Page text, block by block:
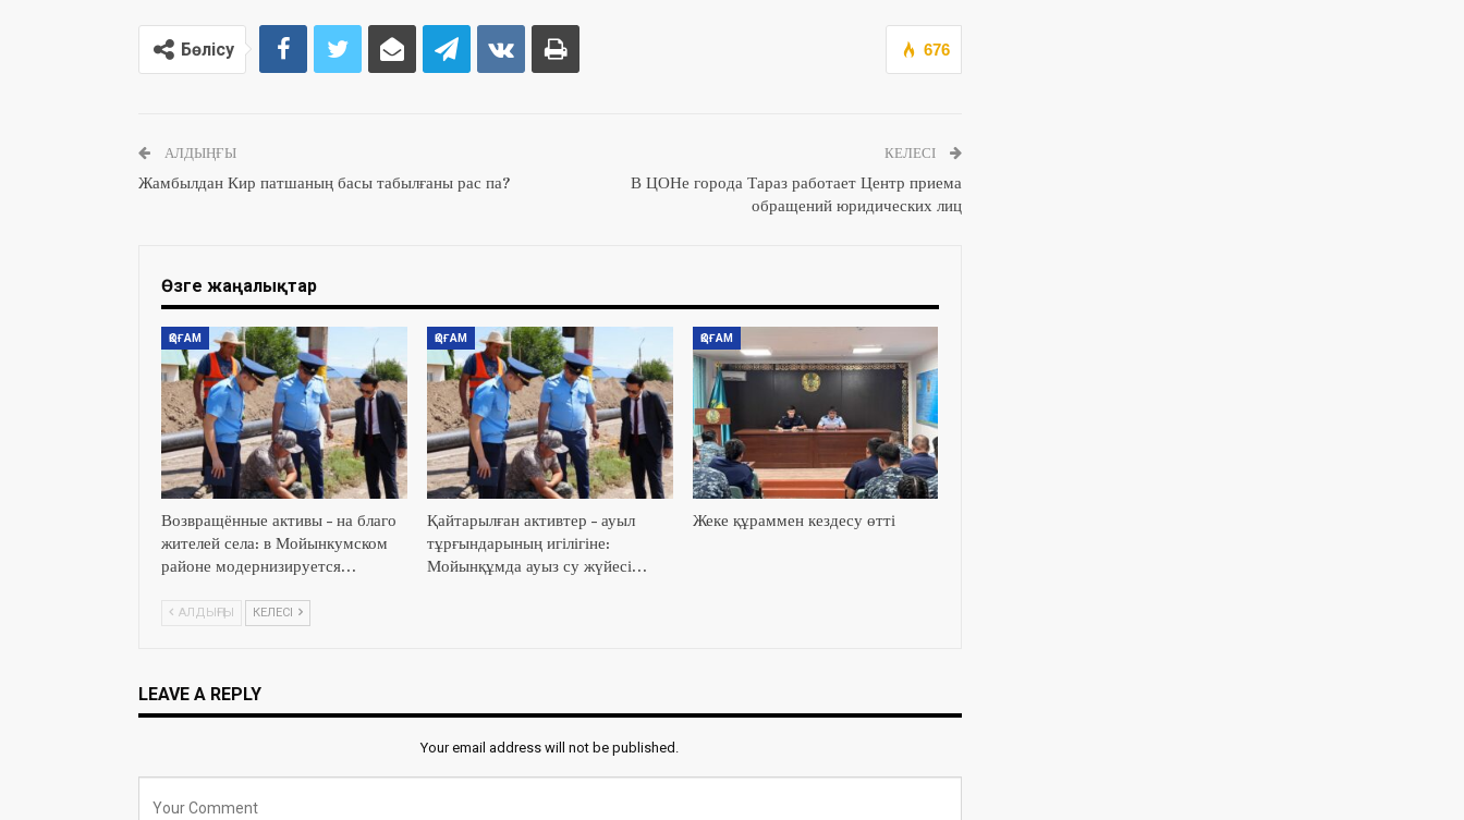
676
Бөлісу
АЛДЫҢҒЫ
Жамбылдан Кир патшаның басы табылғаны рас па?
КЕЛЕСІ
В ЦОНе города Тараз работает Центр приема
обращений юридических лиц
Өзге жаңалықтар
ҚОҒАМ
Возвращённые активы – на благо
жителей села: в Мойынкумском
районе модернизируется…
ҚОҒАМ
Қайтарылған активтер – ауыл
тұрғындарының игілігіне:
Мойынқұмда ауыз су жүйесі…
ҚОҒАМ
Жеке құраммен кездесу өтті
АЛДЫҢҒЫ КЕЛЕСІ
LEAVE A REPLY
Your email address will not be published.